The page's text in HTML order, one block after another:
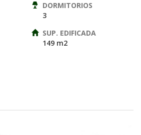
DORMITORIOS
3
SUP. EDIFICADA
149 m2